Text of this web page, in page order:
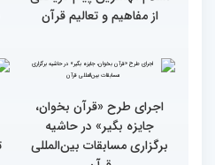
استقبال کم‌نظیر مردم از
شرعی در حاشیه چهلمین
دوره مسابقات بین‌المللی
قرآن